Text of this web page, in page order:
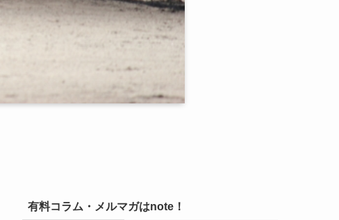
有料コラム・メルマガはnote！